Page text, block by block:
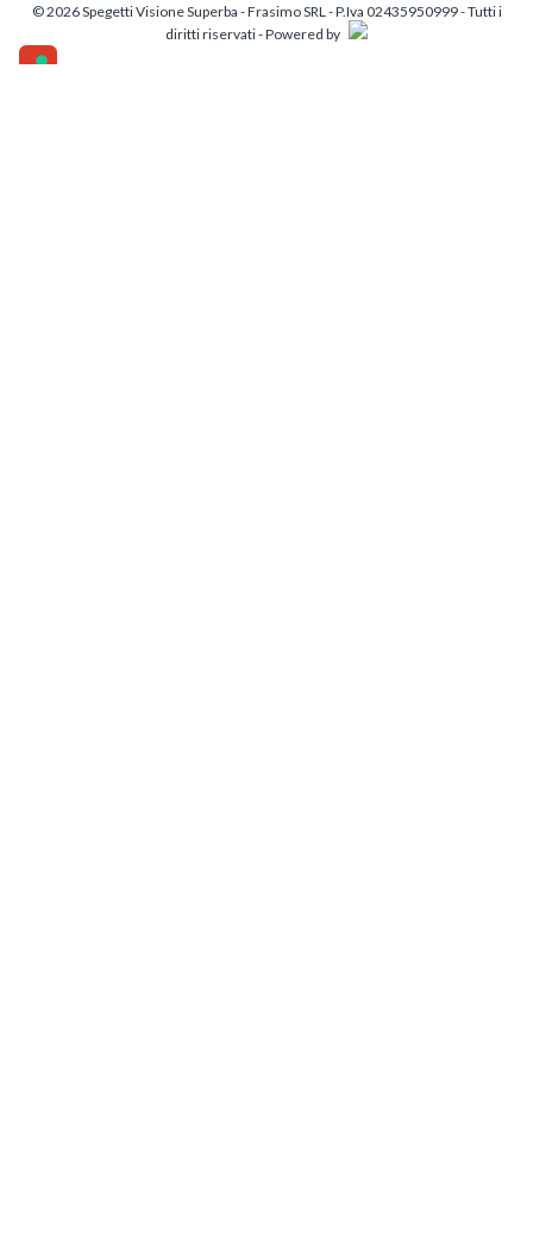
© 2026 Spegetti Visione Superba - Frasimo SRL - P.Iva 02435950999 - Tutti i
diritti riservati - Powered by